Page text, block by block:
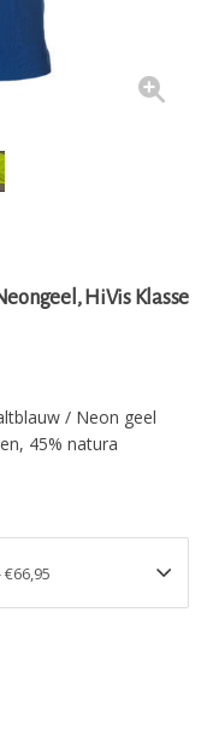
HiVis Klasse
/ Neon geel
45% natura